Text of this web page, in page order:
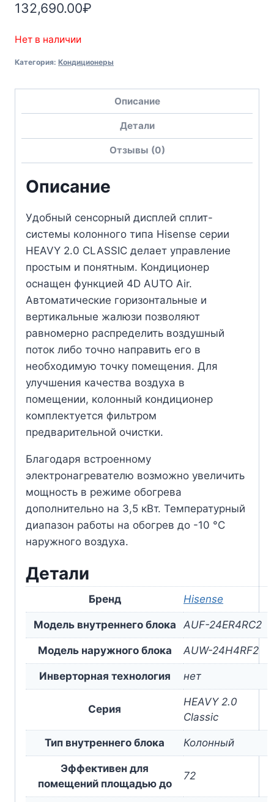
132,690.00₽
Нет в наличии
Категория: Кондиционеры
Описание
Детали
Отзывы (0)
Описание
Удобный сенсорный дисплей сплит-
системы колонного типа Hisense серии
HEAVY 2.0 CLASSIC делает управление
простым и понятным. Кондиционер
оснащен функцией 4D AUTO Air.
Автоматические горизонтальные и
вертикальные жалюзи позволяют
равномерно распределить воздушный
поток либо точно направить его в
необходимую точку помещения. Для
улучшения качества воздуха в
помещении, колонный кондиционер
комплектуется фильтром
предварительной очистки.
Благодаря встроенному
электронагревателю возможно увеличить
мощность в режиме обогрева
дополнительно на 3,5 кВт. Температурный
диапазон работы на обогрев до -10 °С
наружного воздуха.
Детали
Бренд Hisense
Модель внутреннего блока AUF-24ER4RC2
Модель наружного блока AUW-24H4RF2
Инверторная технология нет
Серия
HEAVY 2.0
Classic
Тип внутреннего блока Колонный
Эффективен для
помещений площадью до
72